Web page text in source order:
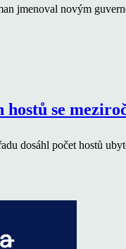
jmenoval novým
se
dosáhl počet hostů